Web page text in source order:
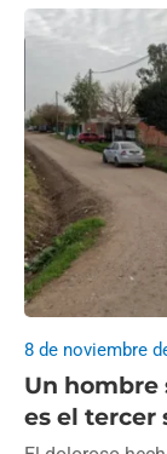
Un hombre
es el tercer
8 de noviembre